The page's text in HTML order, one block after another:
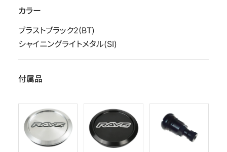
カラー
ブラストブラック2(BT)
シャイニングライトメタル(SI)
付属品